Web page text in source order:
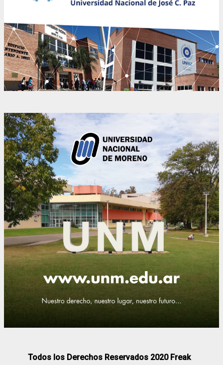
Todos los Derechos Reservados 2020 Freak